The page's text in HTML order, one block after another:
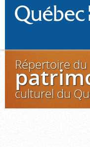
Répertoire du
culturel du